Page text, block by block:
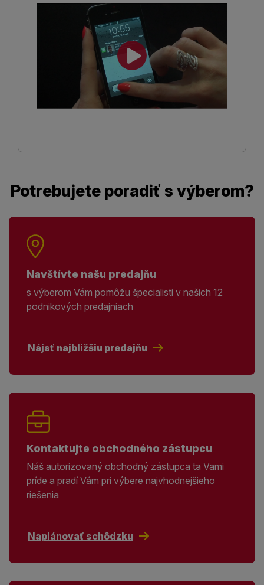
Potrebujete poradiť s výberom?
Navštívte našu predajňu
s výberom Vám pomôžu špecialisti v našich 12
podnikových predajniach
Nájsť najbližšiu predajňu
Kontaktujte obchodného zástupcu
Náš autorizovaný obchodný zástupca ta Vami
príde a pradí Vám pri výbere najvhodnejšieho
riešenia
Naplánovať schôdzku